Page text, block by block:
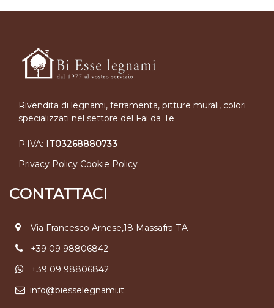
Rivendita di legnami, ferramenta, pitture murali, colori
specializzati nel settore del Fai da Te
P.IVA: IT03268880733
Privacy Policy Cookie Policy
CONTATTACI
Via Francesco Arnese,18 Massafra TA
+39 09 98806842
+39 09 98806842
info@biesselegnami.it